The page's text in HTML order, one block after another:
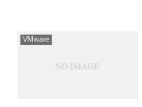
VMware